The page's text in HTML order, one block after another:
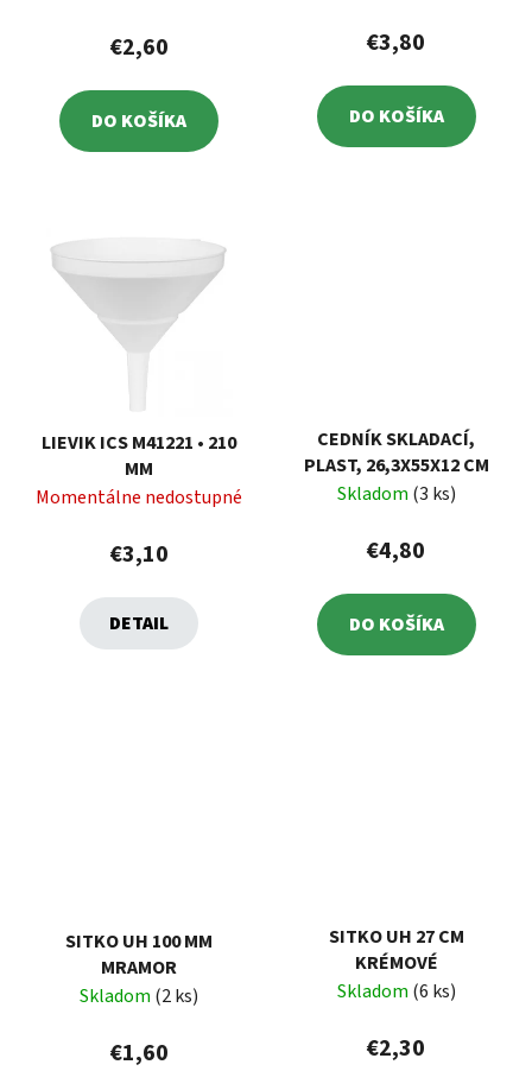
€2,60
DO KOŠÍKA
€3,80
DO KOŠÍKA
LIEVIK ICS M41221 • 210
MM
Momentálne nedostupné
€3,10
DETAIL
CEDNÍK SKLADACÍ,
PLAST, 26,3X55X12 CM
Skladom (3 ks)
€4,80
DO KOŠÍKA
SITKO UH 100 MM
MRAMOR
Skladom (2 ks)
€1,60
SITKO UH 27 CM
KRÉMOVÉ
Skladom (6 ks)
€2,30